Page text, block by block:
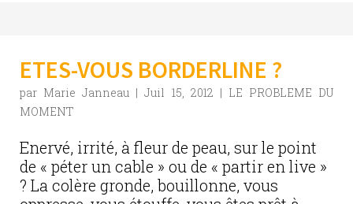
ETES-VOUS BORDERLINE ?
par Marie Janneau |Juil 15, 2012 | LE PROBLEME DU
MOMENT
Enervé, irrité, à fleur de peau, sur le point
de « péter un cable » ou de « partir en live »
? La colère gronde, bouillonne, vous